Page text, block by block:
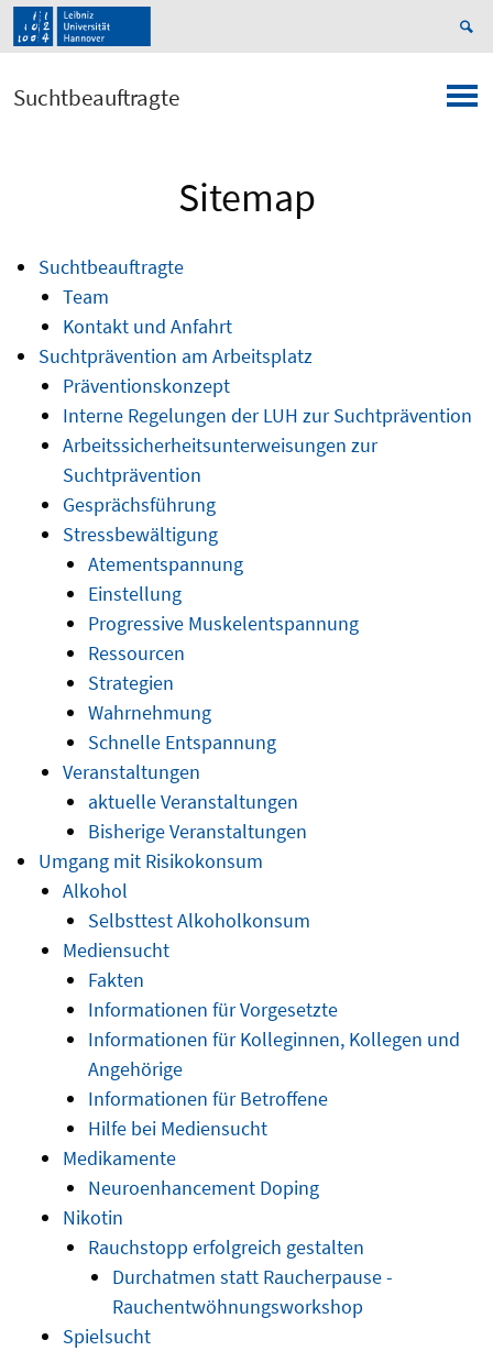
Suchtbeauftragte
Sitemap
Suchtbeauftragte
Team
Kontakt und Anfahrt
Suchtprävention am Arbeitsplatz
Präventionskonzept
Interne Regelungen der LUH zur Suchtprävention
Arbeitssicherheitsunterweisungen zur
Suchtprävention
Gesprächsführung
Stressbewältigung
Atementspannung
Einstellung
Progressive Muskelentspannung
Ressourcen
Strategien
Wahrnehmung
Schnelle Entspannung
Veranstaltungen
aktuelle Veranstaltungen
Bisherige Veranstaltungen
Umgang mit Risikokonsum
Alkohol
Selbsttest Alkoholkonsum
Mediensucht
Fakten
Informationen für Vorgesetzte
Informationen für Kolleginnen, Kollegen und
Angehörige
Informationen für Betroffene
Hilfe bei Mediensucht
Medikamente
Neuroenhancement Doping
Nikotin
Rauchstopp erfolgreich gestalten
Durchatmen statt Raucherpause -
Rauchentwöhnungsworkshop
Spielsucht